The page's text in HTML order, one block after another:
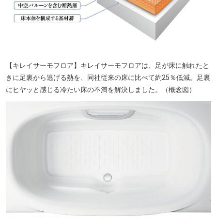
【キレイサーモフロア】キレイサーモフロアは、足が床に触れたと
きに足裏から逃げる熱を、同社従来の床に比べて約25％低減。足裏
にヒヤッと感じる冷たい床の不満を解決しました。（概念図）